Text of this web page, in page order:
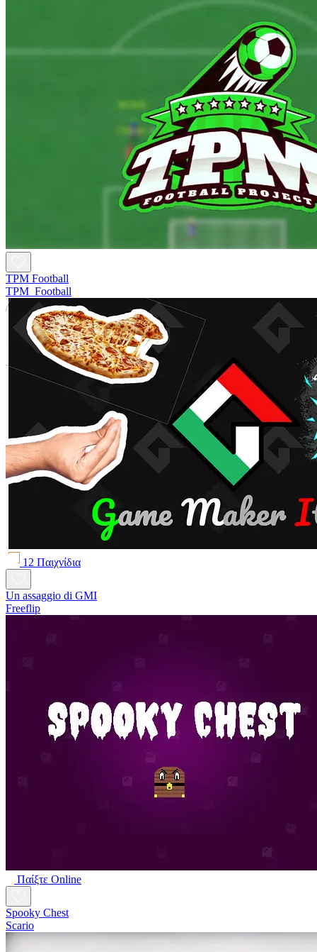
TPM Football
TPM_Football
12 Παιχνίδια
Un assaggio di GMI
Freeflip
Παίξτε Online
Spooky Chest
Scario